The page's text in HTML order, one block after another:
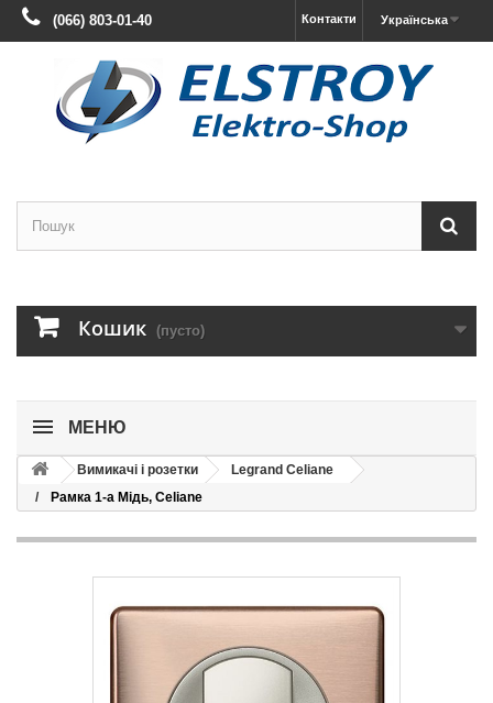
Українська
Контакти
(066) 803-01-40
Кошик (пусто)
МЕНЮ
Вимикачі і розетки
Legrand Celiane
Рамка 1-а Мідь, Celiane